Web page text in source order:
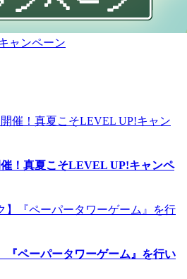
催！真夏こそLEVEL UP!キャンペ
『ペーパータワーゲーム』を行い